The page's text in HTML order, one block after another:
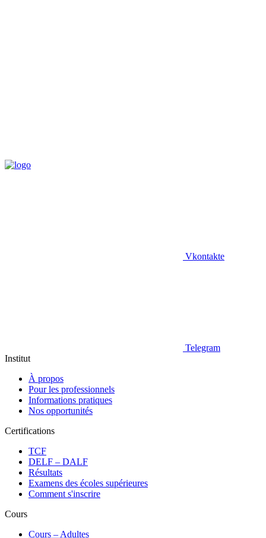
Vkontakte
Telegram
Institut
À propos
Pour les professionnels
Informations pratiques
Nos opportunités
Certifications
TCF
DELF – DALF
Résultats
Examens des écoles supérieures
Comment s'inscrire
Cours
Сours – Adultes